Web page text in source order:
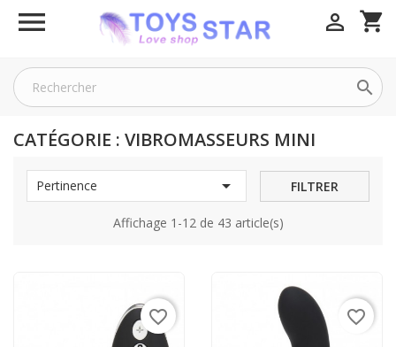
 shopping_cart


CATÉGORIE : VIBROMASSEURS MINI
Pertinence  FILTRER
Affichage 1-12 de 43 article(s)
favorite_border favorite_border